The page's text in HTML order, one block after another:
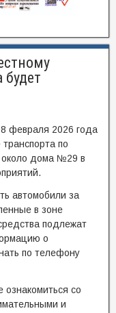
будет
февраля 2026 года
по
около дома №29 в
автомобили за
в зоне
подлежат
о
по телефону
со
и